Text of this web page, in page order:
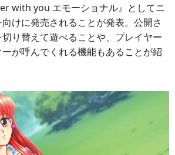
with you エモーショナル』としてニ
けに発売されることが発表。公開さ
り替えて遊べることや、プレイヤー
が呼んでくれる機能もあることが紹